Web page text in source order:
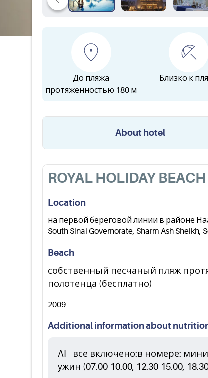
До пляжа
протяженностью 180 м
Близко к
About hotel
ROYAL HOLIDAY
Location
на первой береговой линии в районе
South Sinai Governorate, Sharm Ash Sheikh,
Beach
собственный песчаный пляж
полотенца (бесплатно)
2009
Additional information about
AI - все включено:в номере:
ужин (07.00-10.00, 12.30-15.00,